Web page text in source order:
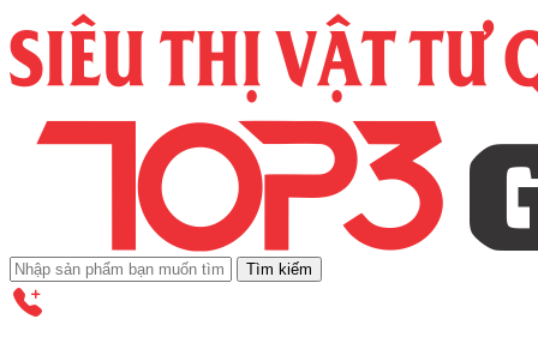
Tìm kiếm